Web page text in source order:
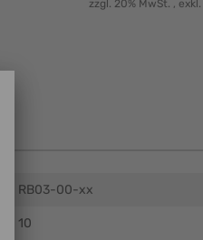
zzgl. 20% MwSt. , exkl.
RB03-00-xx
10